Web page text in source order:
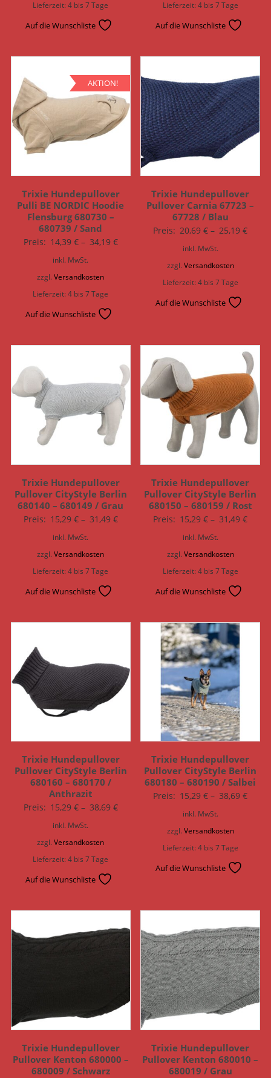
Lieferzeit:4 bis 7 Tage
Auf die Wunschliste
Lieferzeit:4 bis 7 Tage
Auf die Wunschliste
AKTION!
Trixie Hundepullover
Pulli BE NORDIC Hoodie
Flensburg 680730 –
680739 / Sand
Preis: 14,39 €– 34,19 €
inkl. MwSt.
zzgl.Versandkosten
Lieferzeit:4 bis 7 Tage
Auf die Wunschliste
Trixie Hundepullover
Pullover Carnia 67723 –
67728 / Blau
Preis: 20,69€ – 25,19€
inkl. MwSt.
zzgl. Versandkosten
Lieferzeit:4 bis 7 Tage
Auf die Wunschliste
Trixie Hundepullover
Pullover CityStyle Berlin
680140 – 680149 / Grau
Preis: 15,29 €– 31,49 €
inkl. MwSt.
zzgl.Versandkosten
Lieferzeit:4 bis 7 Tage
Auf die Wunschliste
Trixie Hundepullover
Pullover CityStyle Berlin
680150 – 680159 / Rost
Preis: 15,29€ – 31,49€
inkl. MwSt.
zzgl. Versandkosten
Lieferzeit:4 bis 7 Tage
Auf die Wunschliste
Trixie Hundepullover
Pullover CityStyle Berlin
680160 – 680170 /
Anthrazit
Preis: 15,29 €– 38,69 €
inkl. MwSt.
zzgl.Versandkosten
Lieferzeit:4 bis 7 Tage
Auf die Wunschliste
Trixie Hundepullover
Pullover CityStyle Berlin
680180 – 680190 / Salbei
Preis: 15,29€ – 38,69€
inkl. MwSt.
zzgl.Versandkosten
Lieferzeit:4 bis 7 Tage
Auf die Wunschliste
Trixie Hundepullover
Pullover Kenton 680000 –
680009 / Schwarz
Trixie Hundepullover
Pullover Kenton 680010 –
680019 / Grau